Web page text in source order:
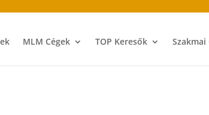
MLM Cégek TOP Keresők Szakmai